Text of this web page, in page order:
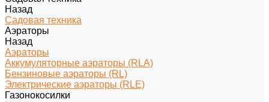
Назад
Садовая техника
Аэраторы
Назад
Аэраторы
Аккумуляторные аэраторы (RLA)
Бензиновые аэраторы (RL)
Электрические аэраторы (RLE)
Газонокосилки